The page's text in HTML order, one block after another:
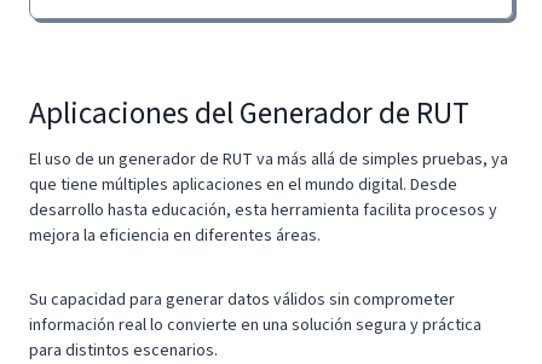
Aplicaciones del Generador de RUT
El uso de un generador de RUT va más allá de simples pruebas, ya
que tiene múltiples aplicaciones en el mundo digital. Desde
desarrollo hasta educación, esta herramienta facilita procesos y
mejora la eficiencia en diferentes áreas.
Su capacidad para generar datos válidos sin comprometer
información real lo convierte en una solución segura y práctica
para distintos escenarios.